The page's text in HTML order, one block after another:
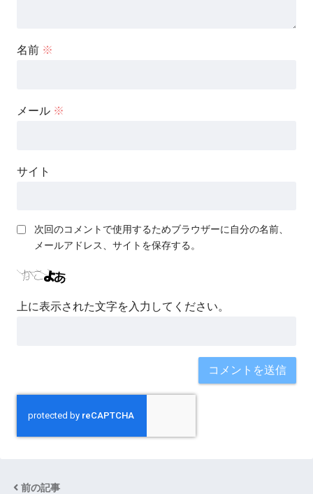
名前 ※
メール ※
サイト
次回のコメントで使用するためブラウザーに自分の名前、
メールアドレス、サイトを保存する。
上に表示された文字を入力してください。
前の記事